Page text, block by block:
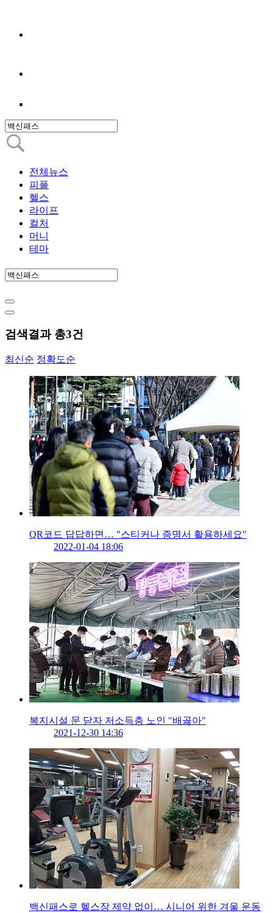
전체뉴스
피플
헬스
라이프
컬처
머니
테마
검색결과 총3건
최신순 정확도순
QR코드 답답하면… "스티커나 증명서 활용하세요"
2022-01-04 18:06
복지시설 문 닫자 저소득층 노인 "배곯아"
2021-12-30 14:36
백신패스로 헬스장 제약 없이… 시니어 위한 겨울 운동